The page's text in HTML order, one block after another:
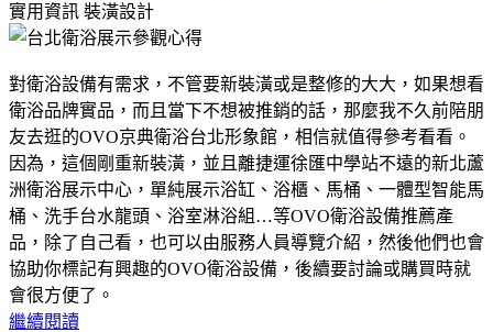
實用資訊 裝潢設計
對衛浴設備有需求，不管要新裝潢或是整修的大大，如果想看
衛浴品牌實品，而且當下不想被推銷的話，那麼我不久前陪朋
友去逛的OVO京典衛浴台北形象館，相信就值得參考看看。
因為，這個剛重新裝潢，並且離捷運徐匯中學站不遠的新北蘆
洲衛浴展示中心，單純展示浴缸、浴櫃、馬桶、一體型智能馬
桶、洗手台水龍頭、浴室淋浴組…等OVO衛浴設備推薦產
品，除了自己看，也可以由服務人員導覽介紹，然後他們也會
協助你標記有興趣的OVO衛浴設備，後續要討論或購買時就
會很方便了。
繼續閱讀